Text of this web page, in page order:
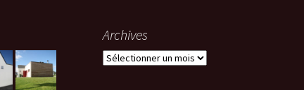
Archives
Archives